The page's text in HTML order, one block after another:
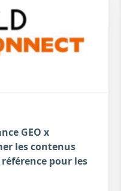
GEO x
les contenus
pour les